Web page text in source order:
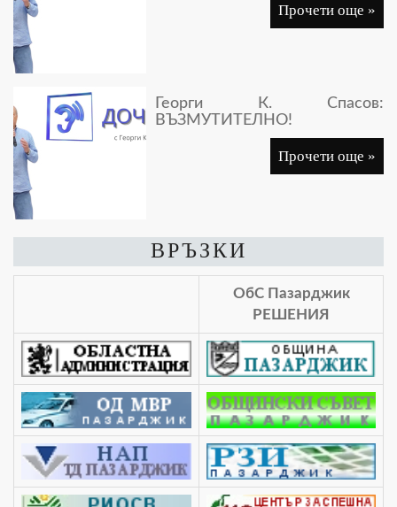
Прочети още »
Георги К. Спасов:
ВЪЗМУТИТЕЛНО!
Прочети още »
ВРЪЗКИ
ОбС Пазарджик
РЕШЕНИЯ